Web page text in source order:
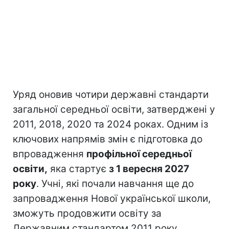
Уряд оновив чотири державні стандарти
загальної середньої освіти, затверджені у
2011, 2018, 2020 та 2024 роках. Одним із
ключових напрямів змін є підготовка до
впровадження профільної середньої
освіти, яка стартує з 1 вересня 2027
року. Учні, які почали навчання ще до
запровадження Нової української школи,
зможуть продовжити освіту за